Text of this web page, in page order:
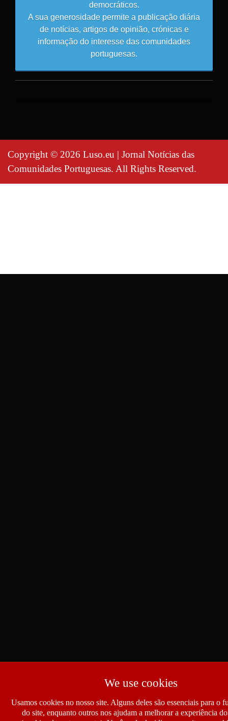
democráticos.
A sua generosidade permite a publicação diária
de notícias, artigos de opinião, crónicas e
informação do interesse das comunidades
portuguesas.
Copyright © 2026 Luso.eu | Jornal Notícias das
Comunidades Portuguesas. All Rights Reserved.
We use cookies
Usamos cookies no nosso site. Alguns deles são essenciais para o
do site, enquanto outros nos ajudam a melhorar a experiência